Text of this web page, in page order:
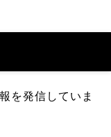
を発信していま